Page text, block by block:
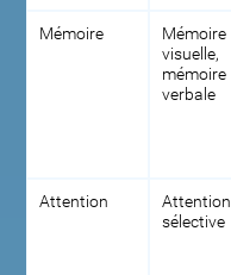
Mémoire
Mémoire
visuelle,
mémoire
verbale
Attention
Attention
sélective